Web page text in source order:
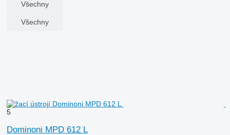
Všechny
Všechny
5
Dominoni MPD 612 L